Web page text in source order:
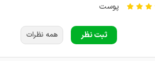
پوست
مشکلات پوستی تشخیص عالی بود.
خوب
ثبت نظر همه نظرات